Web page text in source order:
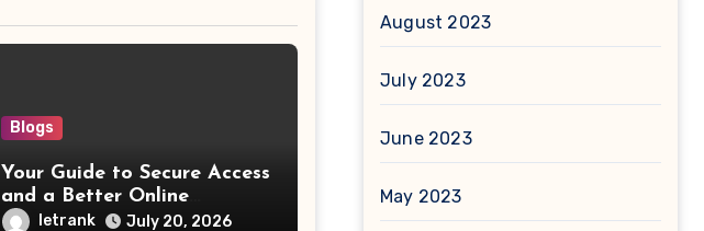
Blogs
Your Guide to Secure Access
and a Better Online
Experience
letrank July 20, 2026
August 2023
July 2023
June 2023
May 2023